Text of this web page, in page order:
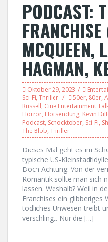
PODCAST:
FRANCHISE
MCQUEEN,
HAGMAN,
Oktober 29, 2023
Sci-Fi, Thriller 50er, 80er,
Russell, Cine Entertainment
Horror, Hörsendung, Kevin
Podcast, Schocktober, Sci-Fi,
The Blob, Thriller
Dieses Mal geht es im
typische US-
Doch Achtung: Von der
Romantik sollte man sich
lassen. Weshalb? Weil in
Franchises ein glibberiges
tödliches Unwesen treibt
verschlingt. Nur die […]